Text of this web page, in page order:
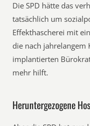
Die SPD hätte das
tatsächlich um
Effekthascherei mit
die nach jahrelangem
implantierten
mehr hilft.
Heruntergezogene